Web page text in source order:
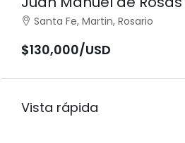
Santa Fe, Martin, Rosario
$130,000/USD
Vista rápida